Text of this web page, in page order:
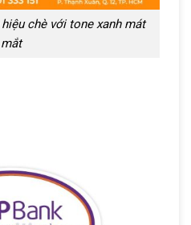
chè với tone xanh mát
mắt